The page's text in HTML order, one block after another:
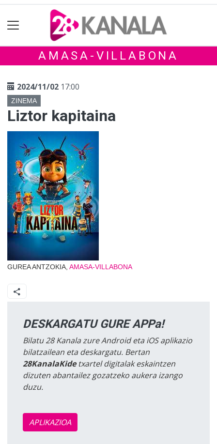
AMASA-VILLABONA
2024/11/02 17:00
ZINEMA
Liztor kapitaina
GUREA ANTZOKIA, AMASA-VILLABONA
DESKARGATU GURE APPa!
Bilatu 28 Kanala zure Android eta iOS aplikazio
bilatzailean eta deskargatu. Bertan
28KanalaKidetxartel digitalak eskaintzen
dizuten abantailez gozatzeko aukera izango
duzu.
APLIKAZIOA